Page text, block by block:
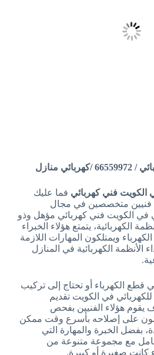
منازل
الكويت فني كهربائي فما عليك
فنيين متخصصين في مجال
في الكويت فني كهربائي مؤهل وذو
الكهربائية، يتمتع هؤلاء الخبراء
ويمتلكون المهارات اللازمة
الأنظمة الكهربائية في المنازل
الكهرباء أو تحتاج إلى تركيب
في الكويت تقديم
يقوم هؤلاء الفنيين بفحص
على إصلاحه بأسرع وقت ممكن
بفضل الخبرة والمهارة التي
مع مجموعة متنوعة من
كانت صغيرة أو كبيرة.